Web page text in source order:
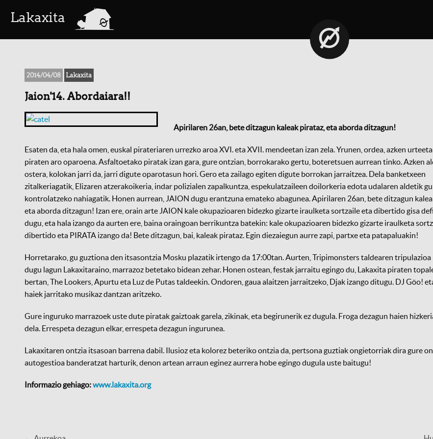
Lakaxita
2014/04/08 Lakaxita
Jaion'14. Abordaiara!!
Apirilaren 26an, bete ditzagun kaleak pirataz, eta aborda ditzagun!
Esaten da, eta hala omen, euskal pirateriaren urrezko aroa XVI. eta XVII. mendeetan izan zela. Yrunen, ordea, azken
piraten aro oparoena. Asfaltoetako piratak izan gara, gure ontzian, borrokarako gertu, boteretsuen aurrean tinko. Azken
ostera, kolokan jarri da, jarri digute oparotasun hori. Gero eta zailago egiten digute borrokan jarraitzea. Dela banketxeen
zitalkeriagatik, Elizaren atzerakoikeria, indar polizialen zapalkuntza, espekulatzaileen doilorkeria edota udalaren aldetik
kontrolatzeko nahiagatik. Honen aurrean, JAION dugu erantzuna emateko abagunea. Apirilaren 26an, bete ditzagun
eta aborda ditzagun! Izan ere, orain arte JAION kale okupazioaren bidezko gizarte iraulketa sortzaile eta dibertido gisa
dugu, eta hala izango da aurten ere, baina oraingoan berrikuntza batekin: kale okupazioaren bidezko gizarte iraulketa
dibertido eta PIRATA izango da! Bete ditzagun, bai, kaleak pirataz. Egin diezaiegun aurre zapi, partxe eta patapaluakin!
Horretarako, gu guztiona den itsasontzia Mosku plazatik irtengo da 17:00tan. Aurten, Tripimonsters taldearen tripulazioa
dugu lagun Lakaxitaraino, marrazoz betetako bidean zehar. Honen ostean, festak jarraitu egingo du, Lakaxita piraten
bertan, The Lookers, Apurtu eta Luz de Putas taldeekin. Ondoren, gaua alaitzen jarraitzeko, Djak izango ditugu. DJ Göo!
haiek jarritako musikaz dantzan aritzeko.
Gure inguruko marrazoek uste dute piratak gaiztoak garela, zikinak, eta begirunerik ez dugula. Froga dezagun haien
dela. Errespeta dezagun elkar, errespeta dezagun ingurunea.
Lakaxitaren ontzia itsasoan barrena dabil. Ilusioz eta kolorez beteriko ontzia da, pertsona guztiak ongietorriak dira gure
autogestioa banderatzat harturik, denon artean arraun eginez aurrera hobe egingo dugula uste baitugu!
Informazio gehiago:www.lakaxita.org